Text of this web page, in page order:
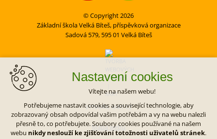
© Copyright 2026
Základní škola Velká Bíteš, příspěvková organizace
Sadová 579, 595 01 Velká Bíteš
VYTVOŘIL XART.CZ
Mapa webu
Nastavení cookies
Vítejte na našem webu!
Potřebujeme nastavit cookies a související technologie, aby
zobrazovaný obsah odpovídal vašim potřebám a vy na webu nalezli
přesně to, co potřebujete. Soubory cookies používané na našem
webu nikdy neslouží ke zjišťování totožnosti uživatelů stránek.